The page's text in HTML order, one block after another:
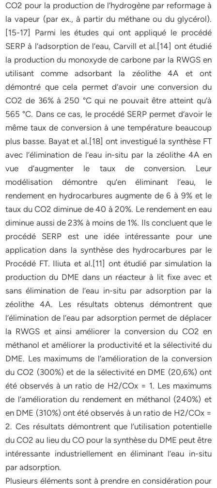
CO2 pour la production de l’hydrogène par reformage à
la vapeur (par ex., à partir du méthane ou du glycérol).
[15-17] Parmi les études qui ont appliqué le procédé
SERP à l’adsorption de l’eau, Carvill et al.[14] ont étudié
la production du monoxyde de carbone par la RWGS en
utilisant comme adsorbant la zéolithe 4A et ont
démontré que cela permet d’avoir une conversion du
CO2 de 36% à 250 °C qui ne pouvait être atteint qu’à
565 °C. Dans ce cas, le procédé SERP permet d’avoir le
même taux de conversion à une température beaucoup
plus basse. Bayat et al.[18] ont investigué la synthèse FT
avec l’élimination de l’eau in-situ par la zéolithe 4A en
vue d’augmenter le taux de conversion. Leur
modélisation démontre qu’en éliminant l’eau, le
rendement en hydrocarbures augmente de 6 à 9% et le
taux du CO2 diminue de 40 à 20%. Le rendement en eau
diminue aussi de 23% à moins de 1%. Ils concluent que le
procédé SERP est une idée intéressante pour une
application dans la synthèse des hydrocarbures par le
Procédé FT. Iliuta et al.[11] ont étudié par simulation la
production du DME dans un réacteur à lit fixe avec et
sans élimination de l’eau in-situ par adsorption par la
zéolithe 4A. Les résultats obtenus démontrent que
l’élimination de l’eau par adsorption permet de déplacer
la RWGS et ainsi améliorer la conversion du CO2 en
méthanol et améliorer la productivité et la sélectivité du
DME. Les maximums de l’amélioration de la conversion
du CO2 (300%) et de la sélectivité en DME (20,6%) ont
été observés à un ratio de H2/COx = 1. Les maximums
de l’amélioration du rendement en méthanol (240%) et
en DME (310%) ont été observés à un ratio de H2/COx =
2. Ces résultats démontrent que l’utilisation potentielle
du CO2 au lieu du CO pour la synthèse du DME peut être
intéressante industriellement en éliminant l’eau in-situ
par adsorption.
Plusieurs éléments sont à prendre en considération pour